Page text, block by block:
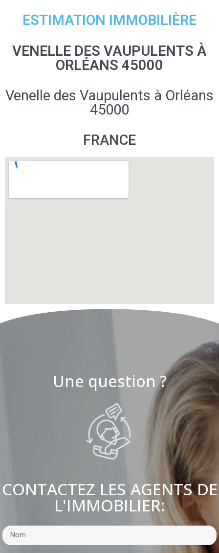
ESTIMATION IMMOBILIÈRE
VENELLE DES VAUPULENTS À
ORLÉANS 45000
Venelle des Vaupulents à Orléans
45000
FRANCE
Une question ?
CONTACTEZ LES AGENTS DE
L'IMMOBILIER: